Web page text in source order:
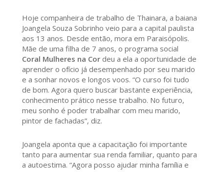
Hoje companheira de trabalho de Thainara, a baiana
Joangela Souza Sobrinho veio para a capital paulista
aos 13 anos. Desde então, mora em Paraisópolis.
Mãe de uma filha de 7 anos, o programa social
Coral Mulheres na Cordeu a ela a oportunidade de
aprender o ofício já desempenhado por seu marido
e a sonhar novos e longos voos. “O curso foi tudo
de bom. Agora quero buscar bastante experiência,
conhecimento prático nesse trabalho. No futuro,
meu sonho é poder trabalhar com meu marido,
pintor de fachadas”, diz.
Joangela aponta que a capacitação foi importante
tanto para aumentar sua renda familiar, quanto para
a autoestima. “Agora posso ajudar minha família e